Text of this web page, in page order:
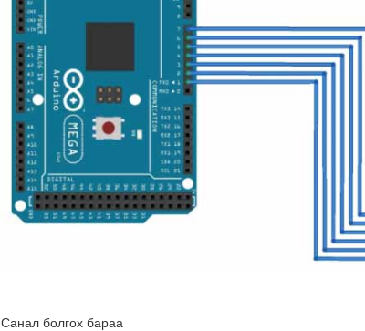
Санал болгох бараа